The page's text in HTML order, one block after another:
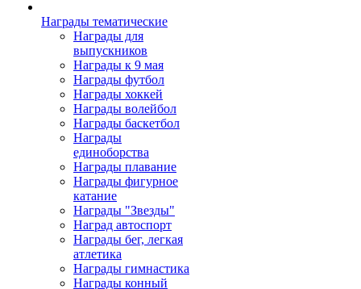
Награды тематические
Награды для
выпускников
Награды к 9 мая
Награды футбол
Награды хоккей
Награды волейбол
Награды баскетбол
Награды
единоборства
Награды плавание
Награды фигурное
катание
Награды "Звезды"
Наград автоспорт
Награды бег, легкая
атлетика
Награды гимнастика
Награды конный